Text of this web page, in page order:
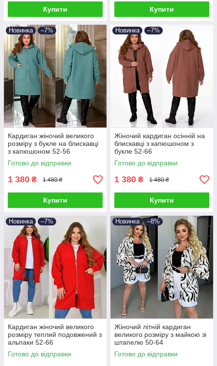
Купити Купити
Новинка –7%
Кардиган жіночий великого
розміру з букле на блискавці
з капюшоном 52-56
Готово до відправки
1 380 ₴ 1 480 ₴
Купити
Новинка –7%
Жіночий кардиган осінній на
блискавці з капюшоном з
букле 52-66
Готово до відправки
1 380 ₴ 1 480 ₴
Купити
Новинка –7%
Кардиган жіночий великого
розміру теплий подовжений з
альпаки 52-66
Готово до відправки
Новинка –8%
Жіночий літній кардиган
великого розміру з майкою зі
штапелю 50-64
Готово до відправки